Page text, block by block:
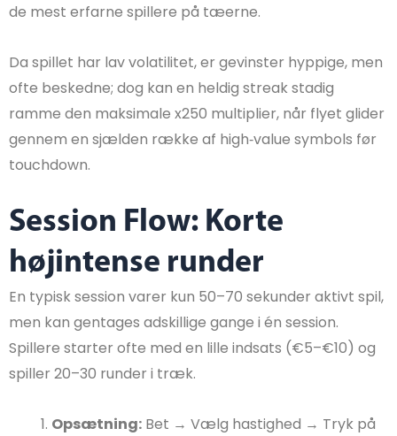
de mest erfarne spillere på tæerne.
Da spillet har lav volatilitet, er gevinster hyppige, men
ofte beskedne; dog kan en heldig streak stadig
ramme den maksimale x250 multiplier, når flyet glider
gennem en sjælden række af high‑value symbols før
touchdown.
Session Flow: Korte
højintense runder
En typisk session varer kun 50–70 sekunder aktivt spil,
men kan gentages adskillige gange i én session.
Spillere starter ofte med en lille indsats (€5–€10) og
spiller 20–30 runder i træk.
Opsætning: Bet → Vælg hastighed → Tryk på